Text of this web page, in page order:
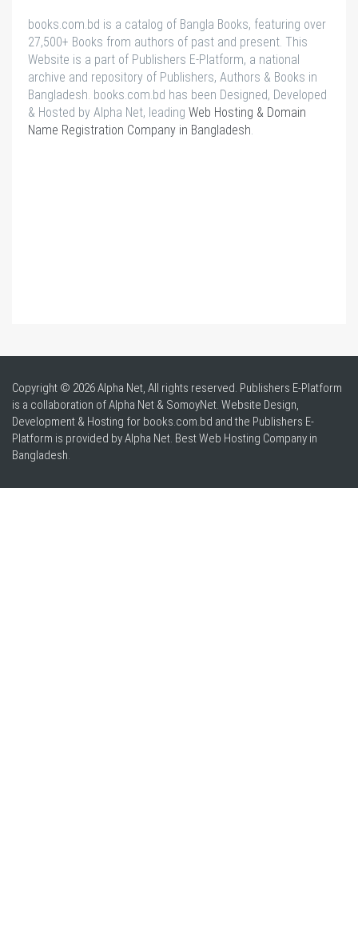
books.com.bd is a catalog of Bangla Books, featuring over
27,500+ Books from authors of past and present. This
Website is a part of Publishers E-Platform, a national
archive and repository of Publishers, Authors & Books in
Bangladesh. books.com.bd has been Designed, Developed
& Hosted by Alpha Net, leading Web Hosting & Domain
Name Registration Company in Bangladesh
Copyright © 2026 Alpha Net, All rights reserved. Publishers E-Platform
is a collaboration of Alpha Net & SomoyNet. Website Design,
Development & Hosting for books.com.bd and the Publishers E-
Platform is provided by Alpha Net. BestWeb Hosting Company in
Bangladesh.